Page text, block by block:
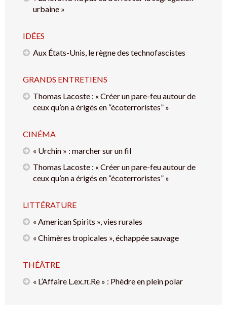
urbaine »
IDÉES
Aux États-Unis, le règne des technofascistes
GRANDS ENTRETIENS
Thomas Lacoste : « Créer un pare-feu autour de
ceux qu’on a érigés en “écoterroristes” »
CINÉMA
« Urchin » : marcher sur un fil
Thomas Lacoste : « Créer un pare-feu autour de
ceux qu’on a érigés en “écoterroristes” »
LITTÉRATURE
« American Spirits », vies rurales
« Chimères tropicales », échappée sauvage
THÉÂTRE
« L’Affaire L.ex.π.Re » : Phèdre en plein polar